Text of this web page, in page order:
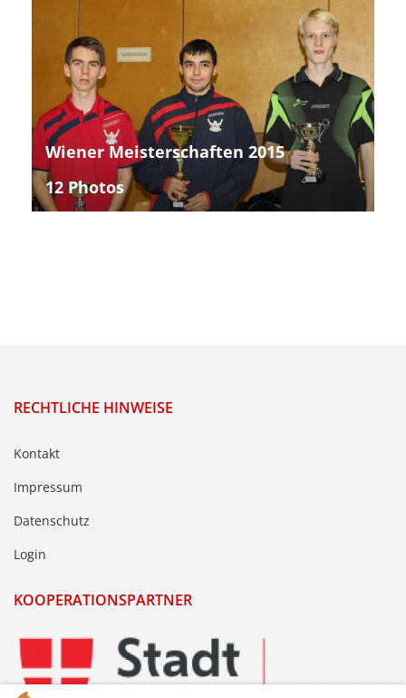
Wiener Meisterschaften 2015
12 Photos
RECHTLICHE HINWEISE
Kontakt
Impressum
Datenschutz
Login
KOOPERATIONSPARTNER